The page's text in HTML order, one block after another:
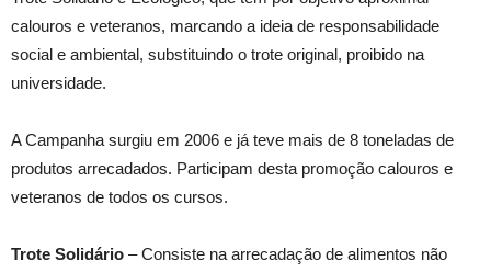
calouros e veteranos, marcando a ideia de responsabilidade
social e ambiental, substituindo o trote original, proibido na
universidade.
A Campanha surgiu em 2006 e já teve mais de 8 toneladas de
produtos arrecadados. Participam desta promoção calouros e
veteranos de todos os cursos.
Trote Solidário – Consiste na arrecadação de alimentos não